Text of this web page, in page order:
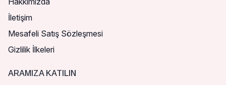
İletişim
Mesafeli Satış Sözleşmesi
Gizlilik İlkeleri
ARAMIZA KATILIN